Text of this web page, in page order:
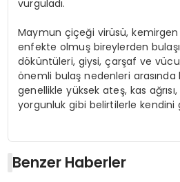
vurguladı.
Maymun çiçeği virüsü,
enfekte olmuş bireylerden
döküntüleri, giysi, çarşaf ve
önemli bulaş nedenleri arasında
genellikle yüksek ateş, kas
yorgunluk gibi belirtilerle kendini
Benzer Haberler